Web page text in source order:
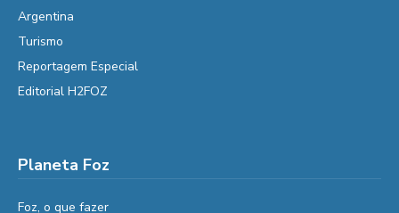
Argentina
Turismo
Reportagem Especial
Editorial H2FOZ
Planeta Foz
Foz, o que fazer